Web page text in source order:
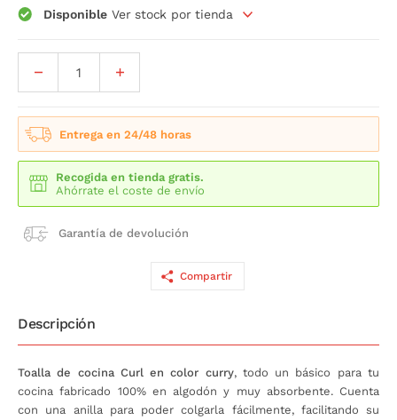
Disponible Ver stock por tienda
Entrega en 24/48 horas
Recogida en tienda gratis.
Ahórrate el coste de envío
Garantía de devolución
Compartir
Descripción
Toalla de cocina Curl en color curry, todo un básico para tu
cocina fabricado 100% en algodón y muy absorbente. Cuenta
con una anilla para poder colgarla fácilmente, facilitando su